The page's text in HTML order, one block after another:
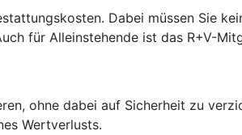
Dabei müssen Sie
für Alleinstehende ist das R+V-
ohne dabei auf Sicherheit zu
Wertverlusts.